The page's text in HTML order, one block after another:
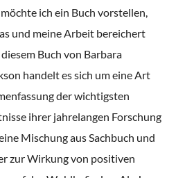
ich ein Buch vorstellen,
und meine Arbeit bereichert
Buch von Barbara
handelt es sich um eine Art
der wichtigsten
ihrer jahrelangen Forschung
Mischung aus Sachbuch und
zur Wirkung von positiven